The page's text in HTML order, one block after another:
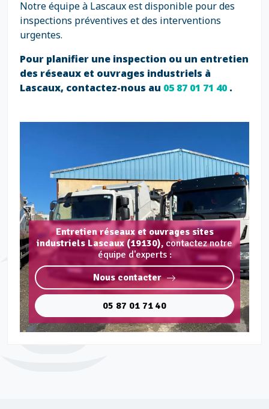
Notre équipe à Lascaux est disponible pour des
inspections préventives et des interventions
urgentes.
Pour planifier une inspection ou un entretien
des réseaux et ouvrages industriels à
Lascaux, contactez-nous au 05 87 01 71 40.
Entretien réseaux et ouvrages sites
industriels Lascaux (19130), contactez notre
équipe d'experts :
Nous contacter
05 87 01 71 40